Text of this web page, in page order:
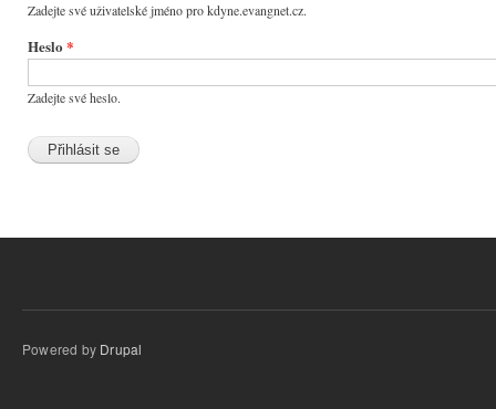
Zadejte své uživatelské jméno pro kdyne.evangnet.cz.
Heslo *
Zadejte své heslo.
Powered by Drupal